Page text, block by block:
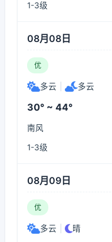
1-3级
08月08日
优
多云 多云
30° ~ 44°
南风
1-3级
08月09日
优
多云 晴